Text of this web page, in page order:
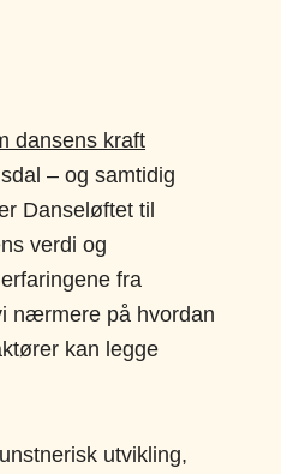
dansens kraft
– og samtidig
Danseløftet til
verdi og
fra
nærmere på hvordan
kan legge
utvikling,